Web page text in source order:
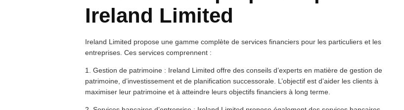
Ireland Limited
Ireland Limited propose une gamme complète de services financiers pour les particuliers et les
entreprises. Ces services comprennent :
1. Gestion de patrimoine : Ireland Limited offre des conseils d’experts en matière de gestion de
patrimoine, d’investissement et de planification successorale. L’objectif est d’aider les clients à
maximiser leur patrimoine et à atteindre leurs objectifs financiers à long terme.